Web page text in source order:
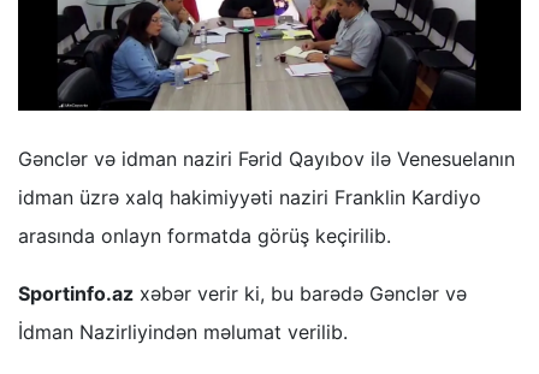
Gənclər və idman naziri Fərid Qayıbov ilə Venesuelanın
idman üzrə xalq hakimiyyəti naziri Franklin Kardiyo
arasında onlayn formatda görüş keçirilib.
Sportinfo.az xəbər verir ki, bu barədə Gənclər və
İdman Nazirliyindən məlumat verilib.